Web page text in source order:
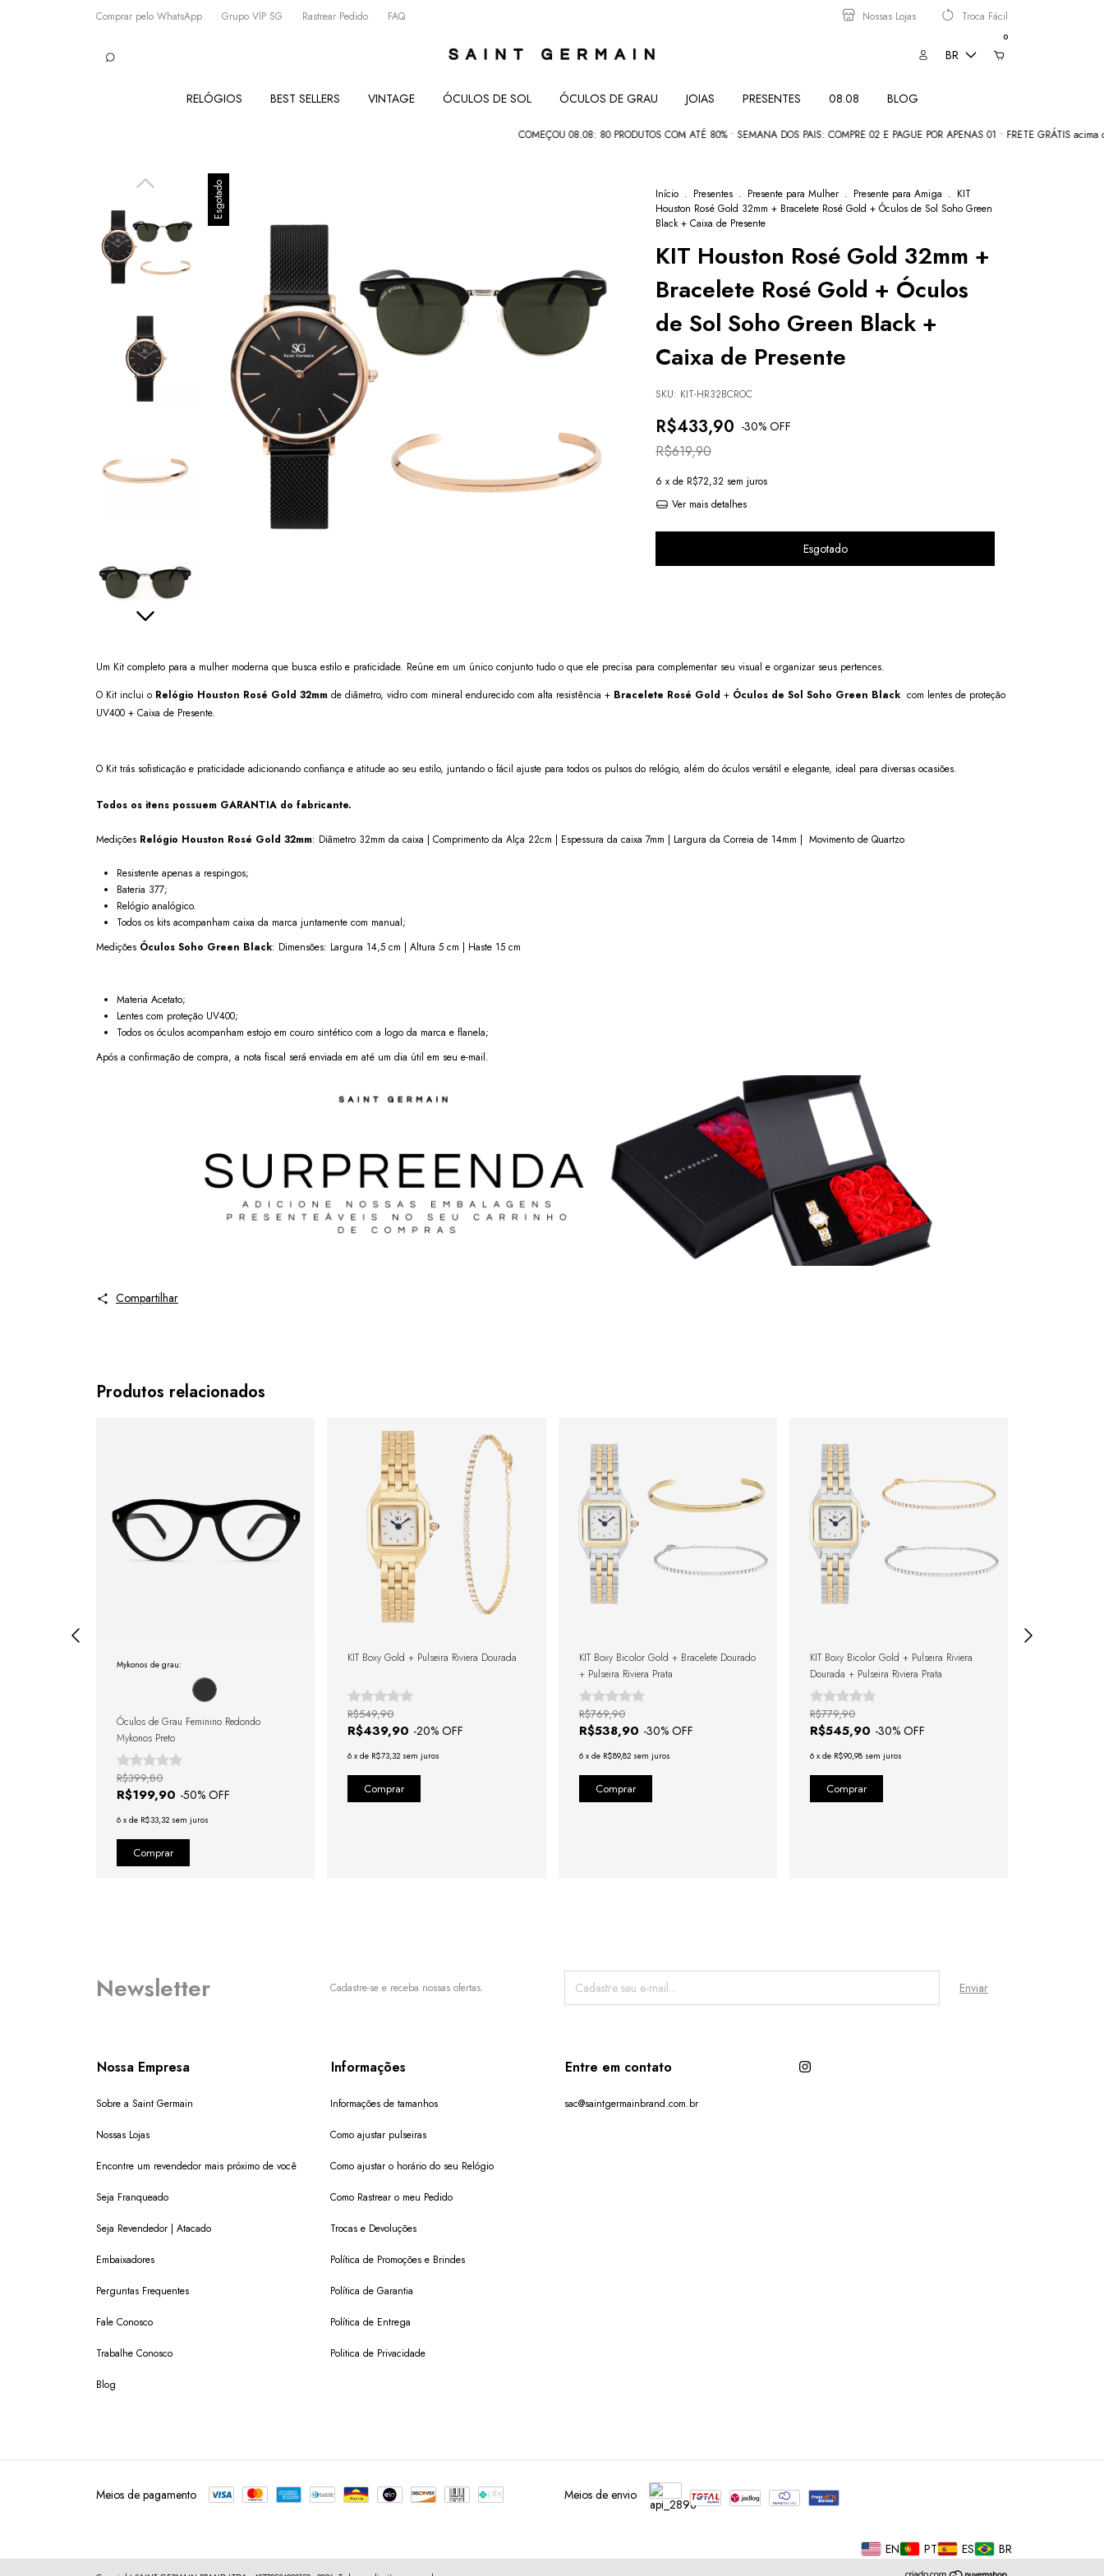
Comprar pelo WhatsApp Grupo VIP SG Rastrear Pedido FAQ Nossas Lojas Troca Fácil
BR
0
RELÓGIOS BEST SELLERS VINTAGE ÓCULOS DE SOL ÓCULOS DE GRAU JOIAS PRESENTES 08.08 BLOG
COMEÇOU 08.08: 80 PRODUTOS COM ATÉ 80% • SEMANA DOS PAIS: COMPRE 02 E PAGUE POR APENAS 01 • FRETE GRÁTIS acima de
Esgotado Início . Presentes . Presente para Mulher . Presente para Amiga . KIT
Houston Rosé Gold 32mm + Bracelete Rosé Gold + Óculos de Sol Soho Green
Black + Caixa de Presente
KIT Houston Rosé Gold 32mm +
Bracelete Rosé Gold + Óculos
de Sol Soho Green Black +
Caixa de Presente
SKU: KIT-HR32BCROC
R$433,90 -30% OFF
R$619,90
6 x de R$72,32 sem juros
Ver mais detalhes
Um Kit completo para a mulher moderna que busca estilo e praticidade. Reúne em um único conjunto tudo o que ele precisa para complementar seu visual e organizar seus pertences.
O Kit inclui o Relógio Houston Rosé Gold 32mm de diâmetro, vidro com mineral endurecido com alta resistência + Bracelete Rosé Gold + Óculos de Sol Soho Green Black com lentes de proteção
UV400 + Caixa de Presente.
O Kit trás sofisticação e praticidade adicionando confiança e atitude ao seu estilo, juntando o fácil ajuste para todos os pulsos do relógio, além do óculos versátil e elegante, ideal para diversas ocasiões.
Todos os itens possuem GARANTIA do fabricante.
Medições Relógio Houston Rosé Gold 32mm: Diâmetro 32mm da caixa | Comprimento da Alça 22cm | Espessura da caixa 7mm | Largura da Correia de 14mm | Movimento de Quartzo
Resistente apenas a respingos;
Bateria 377;
Relógio analógico.
Todos os kits acompanham caixa da marca juntamente com manual;
Medições Óculos Soho Green Black: Dimensões: Largura 14,5 cm | Altura 5 cm | Haste 15 cm
Materia Acetato;
Lentes com proteção UV400;
Todos os óculos acompanham estojo em couro sintético com a logo da marca e flanela;
Após a confirmação de compra, a nota fiscal será enviada em até um dia útil em seu e-mail.
Compartilhar
Produtos relacionados
Mykonos de grau:
Óculos de Grau Feminino Redondo
Mykonos Preto
R$199,90 -50% OFF
R$399,80
6 x de R$33,32 sem juros
KIT Boxy Gold + Pulseira Riviera Dourada
R$439,90 -20% OFF
R$549,90
6 xde R$73,32 sem juros
KIT Boxy Bicolor Gold + Bracelete Dourado
+ Pulseira Riviera Prata
R$538,90 -30% OFF
R$769,90
6 x de R$89,82 sem juros
KIT Boxy Bicolor Gold + Pulseira Riviera
Dourada + Pulseira Riviera Prata
R$545,90 -30% OFF
R$779,90
6 x de R$90,98 sem juros
Newsletter Cadastre-se e receba nossas ofertas.
Nossa Empresa
Sobre a Saint Germain
Nossas Lojas
Encontre um revendedor mais próximo de você
Seja Franqueado
Seja Revendedor | Atacado
Embaixadores
Perguntas Frequentes
Fale Conosco
Trabalhe Conosco
Blog
Informações
Informações de tamanhos
Como ajustar pulseiras
Como ajustar o horário do seu Relógio
Como Rastrear o meu Pedido
Trocas e Devoluções
Política de Promoções e Brindes
Política de Garantia
Política de Entrega
Politica de Privacidade
Entre em contato
sac@saintgermainbrand.com.br
Meios de pagamento Meios de envio
EN PT ES BR